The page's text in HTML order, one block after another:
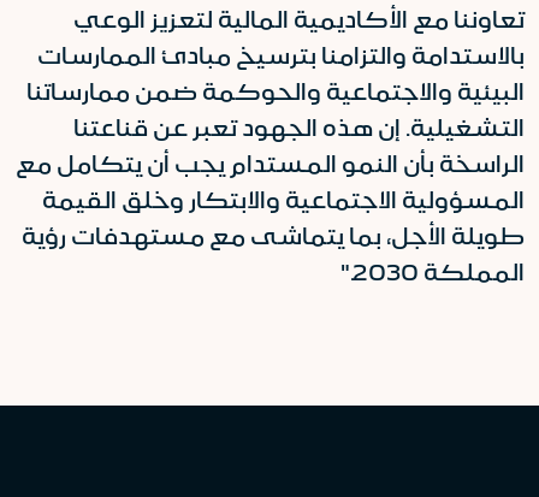
تعاوننا مع الأكاديمية المالية لتعزيز الوعي
بالاستدامة والتزامنا بترسيخ مبادئ الممارسات
البيئية والاجتماعية والحوكمة ضمن ممارساتنا
التشغيلية. إن هذه الجهود تعبر عن قناعتنا
الراسخة بأن النمو المستدام يجب أن يتكامل مع
المسؤولية الاجتماعية والابتكار وخلق القيمة
طويلة الأجل، بما يتماشى مع مستهدفات رؤية
المملكة 2030."